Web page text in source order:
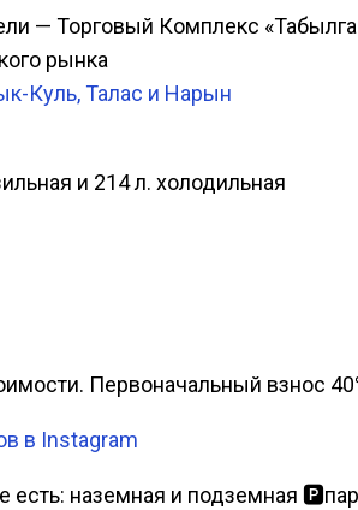
— Торговый Комплекс
рынка
Куль, Талас и Нарын
и 214 л. холодильная
Первоначальный взнос
в Instagram
наземная и подземная